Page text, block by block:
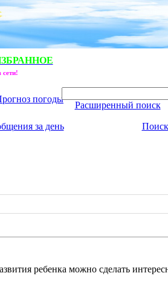
сети!
Расширенный поиск
за день Поиск
ребенка можно сделать